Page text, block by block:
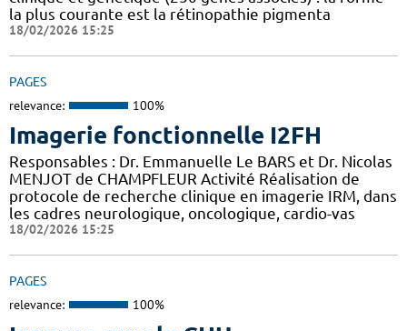
la plus courante est la rétinopathie pigmenta
18/02/2026 15:25
PAGES
relevance: 100%
Imagerie fonctionnelle I2FH
Responsables : Dr. Emmanuelle Le BARS et Dr. Nicolas
MENJOT de CHAMPFLEUR Activité Réalisation de
protocole de recherche clinique en imagerie IRM, dans
les cadres neurologique, oncologique, cardio-vas
18/02/2026 15:25
PAGES
relevance: 100%